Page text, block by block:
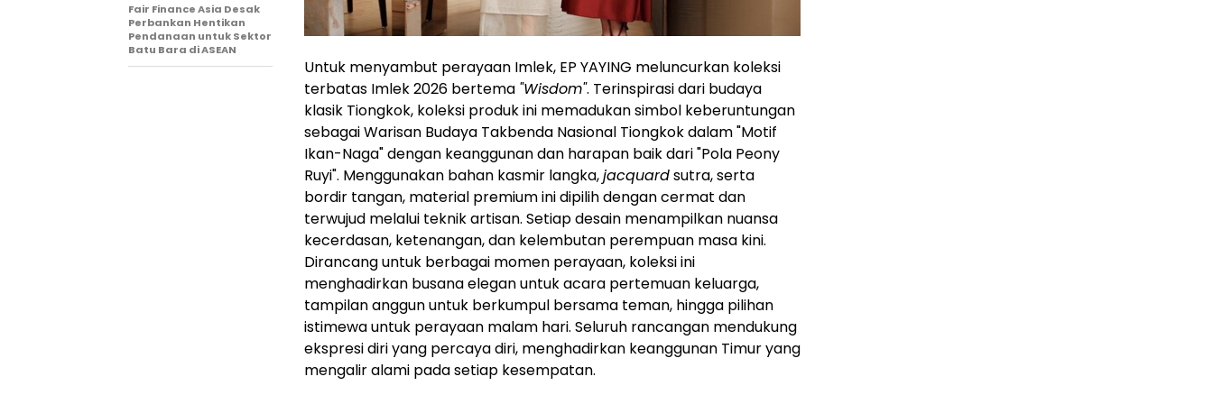
Untuk menyambut perayaan Imlek, EP YAYING meluncurkan koleksi
terbatas Imlek 2026 bertema "Wisdom". Terinspirasi dari budaya
klasik Tiongkok, koleksi produk ini memadukan simbol keberuntungan
sebagai Warisan Budaya Takbenda Nasional Tiongkok dalam "Motif
Ikan-Naga" dengan keanggunan dan harapan baik dari "Pola Peony
Ruyi". Menggunakan bahan kasmir langka,jacquardsutra, serta
bordir tangan, material premium ini dipilih dengan cermat dan
terwujud melalui teknik artisan. Setiap desain menampilkan nuansa
kecerdasan, ketenangan, dan kelembutan perempuan masa kini.
Dirancang untuk berbagai momen perayaan, koleksi ini
menghadirkan busana elegan untuk acara pertemuan keluarga,
tampilan anggun untuk berkumpul bersama teman, hingga pilihan
istimewa untuk perayaan malam hari. Seluruh rancangan mendukung
ekspresi diri yang percaya diri, menghadirkan keanggunan Timur yang
mengalir alami pada setiap kesempatan.
Fair Finance Asia Desak
Perbankan Hentikan
Pendanaan untuk Sektor
Batu Bara di ASEAN